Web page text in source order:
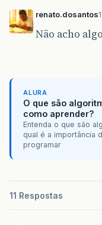
renato.dosantos
Não acho
ALURA
O que são
como aprender?
Entenda o que são
qual é a importância
programar
11 Respostas